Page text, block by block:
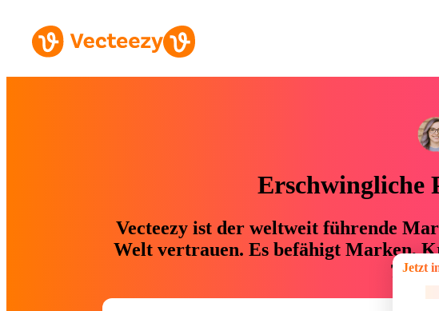
Erschwingliche
Vecteezy ist der weltweit führende
Welt vertrauen. Es befähigt Marken,
76 %
Jetzt im